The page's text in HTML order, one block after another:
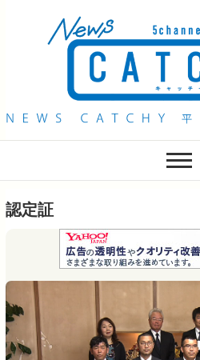
QAB NEWS
認定証